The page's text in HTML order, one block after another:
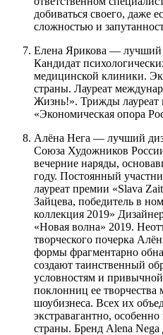
добиваться своего, даже
сложностью и
Елена Ярикова — лучший
Кандидат
медицинской клиники.
страны. Лауреат
Жизнь!». Трижды лауреат
«Экономическая опора
Алёна Нега — лучший
Союза Художников
вечерние наряды,
году. Постоянный
лауреат премии «Slava
Зайцева, победитель в
коллекция 2019»
«Новая волна» 2019.
творческого почерка
формы фрагментарно
создают таинственный
условностям и
поклонниц ее творчества
шоубизнеса. Всех их
экстравагантно,
страны. Бренд Alena